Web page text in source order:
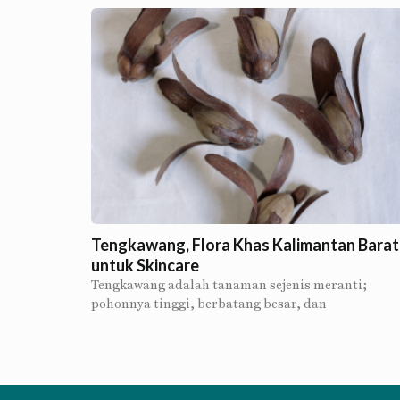
Tengkawang, Flora Khas Kalimantan Barat
untuk Skincare
Tengkawang adalah tanaman sejenis meranti;
pohonnya tinggi, berbatang besar, dan